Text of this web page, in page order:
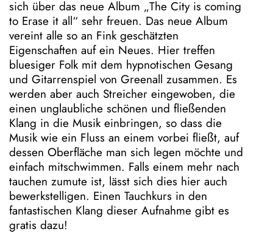
sich über das neue Album „The City is coming
to Erase it all“ sehr freuen. Das neue Album
vereint alle so an Fink geschätzten
Eigenschaften auf ein Neues. Hier treffen
bluesiger Folk mit dem hypnotischen Gesang
und Gitarrenspiel von Greenall zusammen. Es
werden aber auch Streicher eingewoben, die
einen unglaubliche schönen und fließenden
Klang in die Musik einbringen, so dass die
Musik wie ein Fluss an einem vorbei fließt, auf
dessen Oberfläche man sich legen möchte und
einfach mitschwimmen. Falls einem mehr nach
tauchen zumute ist, lässt sich dies hier auch
bewerkstelligen. Einen Tauchkurs in den
fantastischen Klang dieser Aufnahme gibt es
gratis dazu!